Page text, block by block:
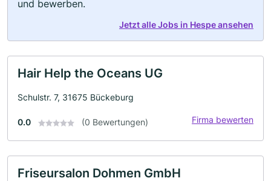
und bewerben.
Jetzt alle Jobs in Hespe ansehen
Hair Help the Oceans UG
Schulstr. 7, 31675 Bückeburg
0.0 (0 Bewertungen) Firma bewerten
Friseursalon Dohmen GmbH